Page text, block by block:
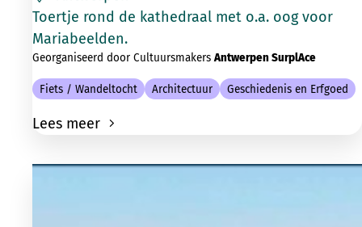
Toertje rond de kathedraal met o.a. oog voor
Mariabeelden.
Georganiseerd door CultuursmakersAntwerpen SurplAce
Fiets / Wandeltocht Architectuur Geschiedenis en Erfgoed
Lees meer